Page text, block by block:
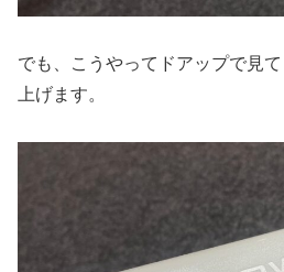
でも、こうやってドアップで見
上げます。